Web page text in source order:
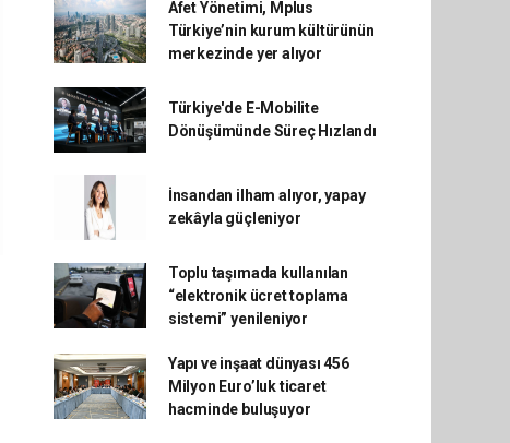
Afet Yönetimi, Mplus
Türkiye’nin kurum kültürünün
merkezinde yer alıyor
Türkiye'de E-Mobilite
Dönüşümünde Süreç Hızlandı
İnsandan ilham alıyor, yapay
zekâyla güçleniyor
Toplu taşımada kullanılan
“elektronik ücret toplama
sistemi” yenileniyor
Yapı ve inşaat dünyası 456
Milyon Euro’luk ticaret
hacminde buluşuyor